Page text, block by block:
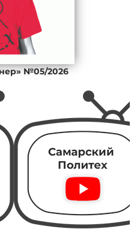
№05/2026